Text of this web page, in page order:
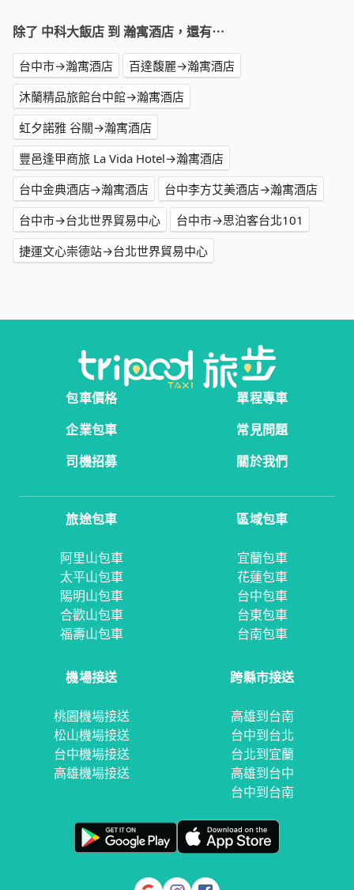
除了 中科大飯店 到 瀚寓酒店，還有⋯
台中市→瀚寓酒店
百達馥麗→瀚寓酒店
沐蘭精品旅館台中館→瀚寓酒店
虹夕諾雅 谷關→瀚寓酒店
豐邑逢甲商旅 La Vida Hotel→瀚寓酒店
台中金典酒店→瀚寓酒店
台中李方艾美酒店→瀚寓酒店
台中市→台北世界貿易中心
台中市→思泊客台北101
捷運文心崇德站→台北世界貿易中心
包車價格
單程專車
企業包車
常見問題
司機招募
關於我們
旅途包車
阿里山包車
太平山包車
陽明山包車
合歡山包車
福壽山包車
區域包車
宜蘭包車
花蓮包車
台中包車
台東包車
台南包車
機場接送
桃園機場接送
松山機場接送
台中機場接送
高雄機場接送
跨縣市接送
高雄到台南
台中到台北
台北到宜蘭
高雄到台中
台中到台南